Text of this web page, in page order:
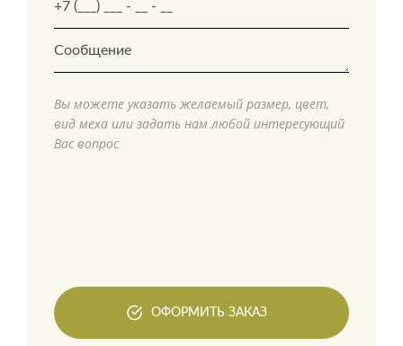
Вы можете указать желаемый размер, цвет,
вид меха или задать нам любой интересующий
Вас вопрос
ОФОРМИТЬ ЗАКАЗ